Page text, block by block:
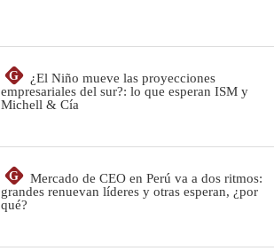
G
¿El Niño mueve las proyecciones
empresariales del sur?: lo que esperan ISM y
Michell & Cía
G
Mercado de CEO en Perú va a dos ritmos:
grandes renuevan líderes y otras esperan, ¿por
qué?